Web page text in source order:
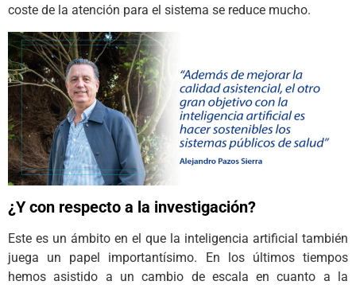
coste de la atención para el sistema se reduce mucho.
¿Y con respecto a la investigación?
Este es un ámbito en el que la inteligencia artificial también
juega un papel importantísimo. En los últimos tiempos
hemos asistido a un cambio de escala en cuanto a la